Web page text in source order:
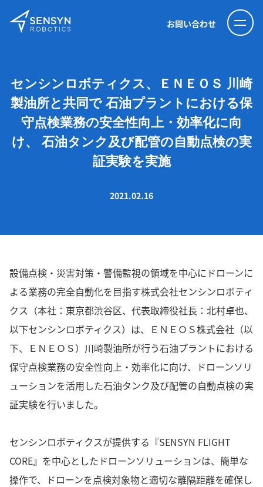
お問い合わせ
センシンロボティクス、ＥＮＥＯＳ 川崎
製油所と共同で 石油プラントにおける保
守点検業務の安全性向上・効率化に向
け、 石油タンク及び配管の自動点検の実
証実験を実施
2021.02.16
設備点検・災害対策・警備監視の領域を中心にドローンに
よる業務の完全自動化を目指す株式会社センシンロボティ
クス（本社：東京都渋谷区、代表取締役社長：北村卓也、
以下センシンロボティクス）は、ＥＮＥＯＳ株式会社（以
下、ＥＮＥＯＳ）川崎製油所が行う石油プラントにおける
保守点検業務の安全性向上・効率化に向け、ドローンソリ
ューションを活用した石油タンク及び配管の自動点検の実
証実験を行いました。
センシンロボティクスが提供する『SENSYN FLIGHT
CORE』を中心としたドローンソリューションは、簡単な
操作で、ドローンを点検対象物と適切な離隔距離を確保し